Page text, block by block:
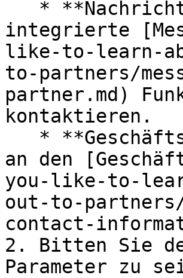
integrierte
like-to-learn-
to-partners/
partner.md)
kontaktieren.
an den
you-like-to-
out-to-partners/
contact-
2. Bitten Sie
Parameter zu